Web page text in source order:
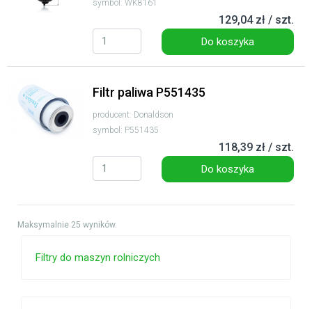
Filtry do maszyn rolniczych
symbol: WK8161
129,04 zł / szt.
Do koszyka
Filtr paliwa P551435
producent: Donaldson
symbol: P551435
118,39 zł / szt.
Do koszyka
Maksymalnie 25 wyników.